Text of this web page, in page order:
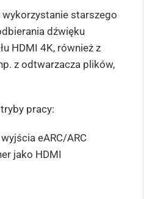
starszego
dźwięku
HDMI 4K, również z
z odtwarzacza plików,
pracy:
eARC/ARC
jako HDMI